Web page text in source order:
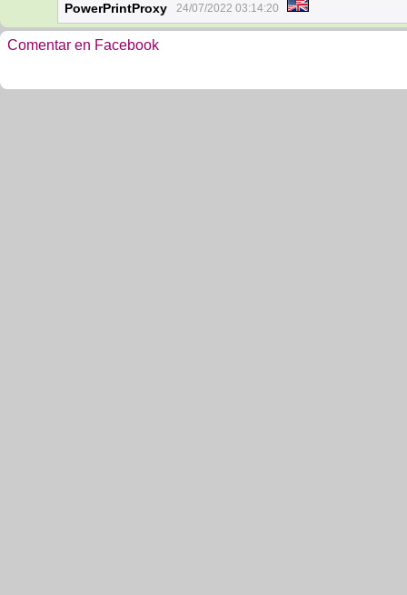
PowerPrintProxy 24/07/2022 03:14:20
Comentar en Facebook